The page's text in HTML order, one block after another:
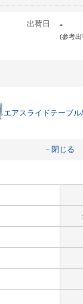
出荷日 -
(参考出
エアスライドテーブ
－閉じる